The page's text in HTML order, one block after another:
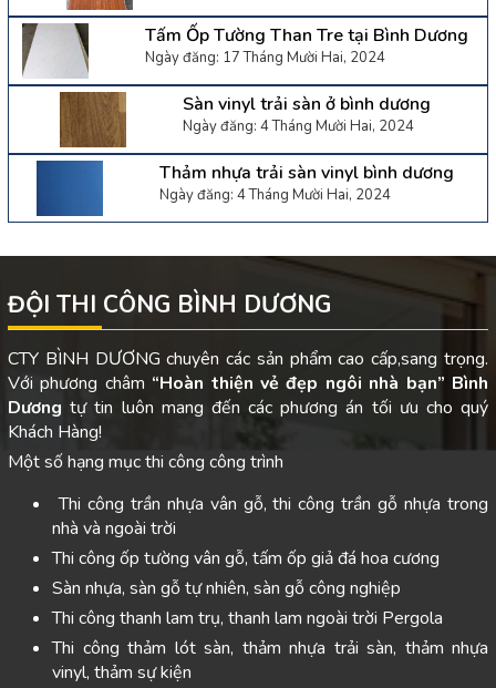
Tấm Ốp Tường Than Tre tại Bình Dương
Ngày đăng: 17 Tháng Mười Hai, 2024
Sàn vinyl trải sàn ở bình dương
Ngày đăng: 4 Tháng Mười Hai, 2024
Thảm nhựa trải sàn vinyl bình dương
Ngày đăng: 4 Tháng Mười Hai, 2024
ĐỘI THI CÔNG BÌNH DƯƠNG
CTY BÌNH DƯƠNG chuyên các sản phẩm cao cấp,sang trọng.
Với phương châm “Hoàn thiện vẻ đẹp ngôi nhà bạn” Bình
Dươngtự tin luôn mang đến các phương án tối ưu cho quý
Khách Hàng!
Một số hạng mục thi công công trình
Thi công trần nhựa vân gỗ, thi công trần gỗ nhựa trong
nhà và ngoài trời
Thi công ốp tường vân gỗ, tấm ốp giả đá hoa cương
Sàn nhựa, sàn gỗ tự nhiên, sàn gỗ công nghiệp
Thi công thanh lam trụ, thanh lam ngoài trời Pergola
Thi công thảm lót sàn, thảm nhựa trải sàn, thảm nhựa
vinyl, thảm sự kiện